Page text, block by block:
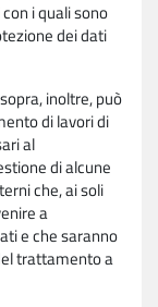
i quali sono
dei dati
inoltre, può
di lavori di
al
di alcune
che, ai soli
a
e che saranno
trattamento a